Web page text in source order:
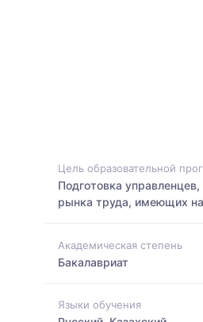
Цель образовательной
Подготовка
рынка труда, имеющих
Академическая степень
Бакалавриат
Языки обучения